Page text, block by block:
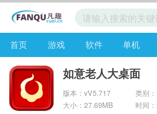
首页 游戏 软件 单机
如意老人大桌面
版本：vV5.717
类别
大小：27.69MB
时间